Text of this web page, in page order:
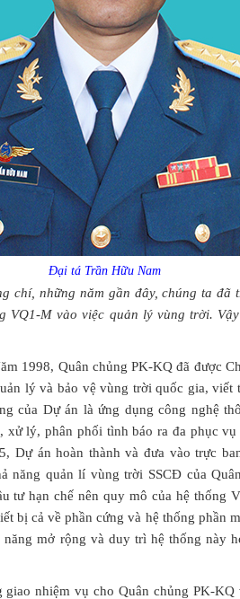
Đại tá Trần Hữu Nam
chí, những năm gần đây, chúng ta đã
VQ1-M vào việc quản lý vùng trời.
1998, Quân chủng PK-KQ đã được
lý và bảo vệ vùng trời quốc gia, viết
của Dự án là ứng dụng công nghệ
xử lý, phân phối tình báo ra đa phục
Dự án hoàn thành và đưa vào trực
năng quản lí vùng trời SSCĐ của
tư hạn chế nên quy mô của hệ thống
bị cả về phần cứng và hệ thống phần
mở rộng và duy trì hệ thống này
giao nhiệm vụ cho Quân chủng PK-